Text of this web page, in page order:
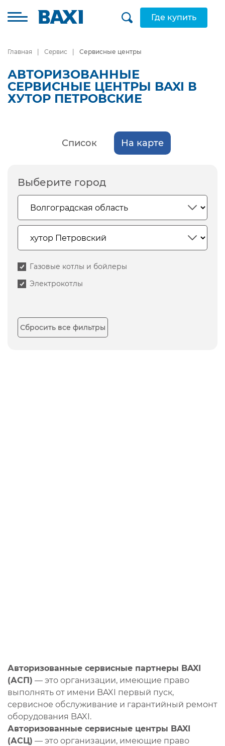
Где купить
Главная Сервис Сервисные центры
АВТОРИЗОВАННЫЕ
СЕРВИСНЫЕ ЦЕНТРЫ BAXI В
ХУТОР ПЕТРОВСКИЕ
Список На карте
Выберите город
Газовые котлы и бойлеры
Электрокотлы
Сбросить все фильтры
Авторизованные сервисные партнеры BAXI
(АСП) — это организации, имеющие право
выполнять от имени BAXI первый пуск,
сервисное обслуживание и гарантийный ремонт
оборудования BAXI.
Авторизованные сервисные центры BAXI
(АСЦ) — это организации, имеющие право